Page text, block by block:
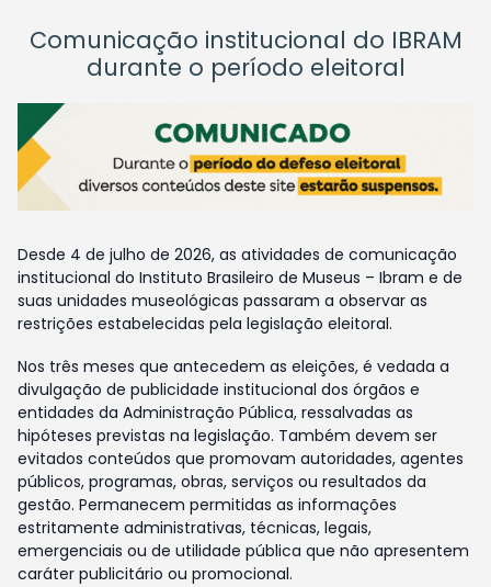
Comunicação institucional do IBRAM
durante o período eleitoral
Desde 4 de julho de 2026, as atividades de comunicação
institucional do Instituto Brasileiro de Museus – Ibram e de
suas unidades museológicas passaram a observar as
restrições estabelecidas pela legislação eleitoral.
Nos três meses que antecedem as eleições, é vedada a
divulgação de publicidade institucional dos órgãos e
entidades da Administração Pública, ressalvadas as
hipóteses previstas na legislação. Também devem ser
evitados conteúdos que promovam autoridades, agentes
públicos, programas, obras, serviços ou resultados da
gestão. Permanecem permitidas as informações
estritamente administrativas, técnicas, legais,
emergenciais ou de utilidade pública que não apresentem
caráter publicitário ou promocional.